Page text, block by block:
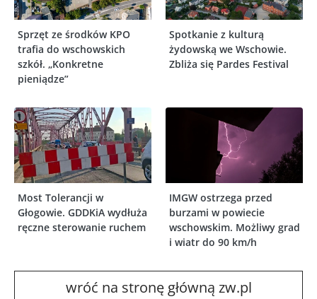
Sprzęt ze środków KPO
trafia do wschowskich
szkół. „Konkretne
pieniądze”
Spotkanie z kulturą
żydowską we Wschowie.
Zbliża się Pardes Festival
Most Tolerancji w
Głogowie. GDDKiA wydłuża
ręczne sterowanie ruchem
IMGW ostrzega przed
burzami w powiecie
wschowskim. Możliwy grad
i wiatr do 90 km/h
wróć na stronę główną zw.pl